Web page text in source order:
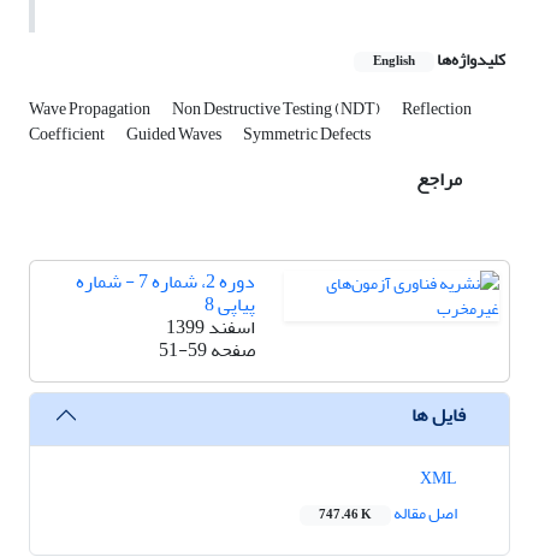
کلیدواژه‌ها English
Wave Propagation Non Destructive Testing (NDT) Reflection
Coefficient Guided Waves Symmetric Defects
مراجع
دوره 2، شماره 7 - شماره
پیاپی 8
اسفند 1399
صفحه51-59
فایل ها
اصل مقاله
747.46 K